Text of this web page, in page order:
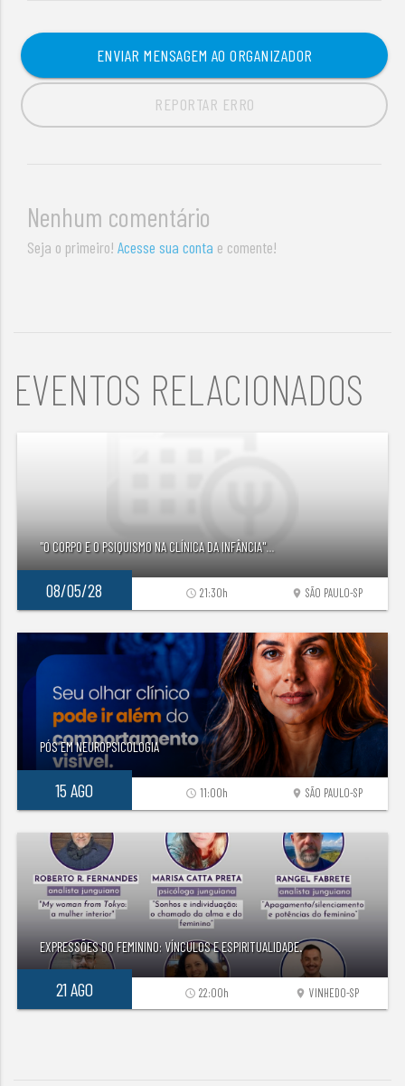
ENVIAR MENSAGEM AO ORGANIZADOR
REPORTAR ERRO
Nenhum comentário
Seja o primeiro!Acesse sua conta e comente!
EVENTOS RELACIONADOS
"O CORPO E O PSIQUISMO NA CLÍNICA DA INFÂNCIA"...
08/05/28 location_on SÃO PAULO-SP
access_time 21:30h
PÓS EM NEUROPSICOLOGIA
15 AGO location_on SÃO PAULO-SP
access_time 11:00h
EXPRESSÕES DO FEMININO: VÍNCULOS E ESPIRITUALIDADE.
21 AGO location_on VINHEDO-SP
access_time 22:00h